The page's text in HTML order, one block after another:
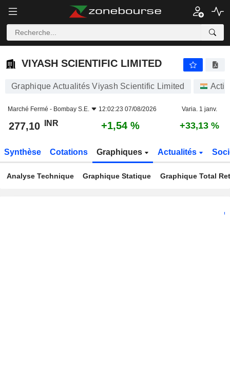
VIYASH SCIENTIFIC LIMITED
VIYASH SCIENTIFIC LIMITED
Graphique Actualités Viyash Scientific Limited
Marché Fermé - Bombay S.E. 12:02:23 07/08/2026 Varia. 1 janv.
277,10 INR +1,54 % +33,13 %
Synthèse Cotations Graphiques Actualités
Analyse Technique Graphique Statique Graphique Total